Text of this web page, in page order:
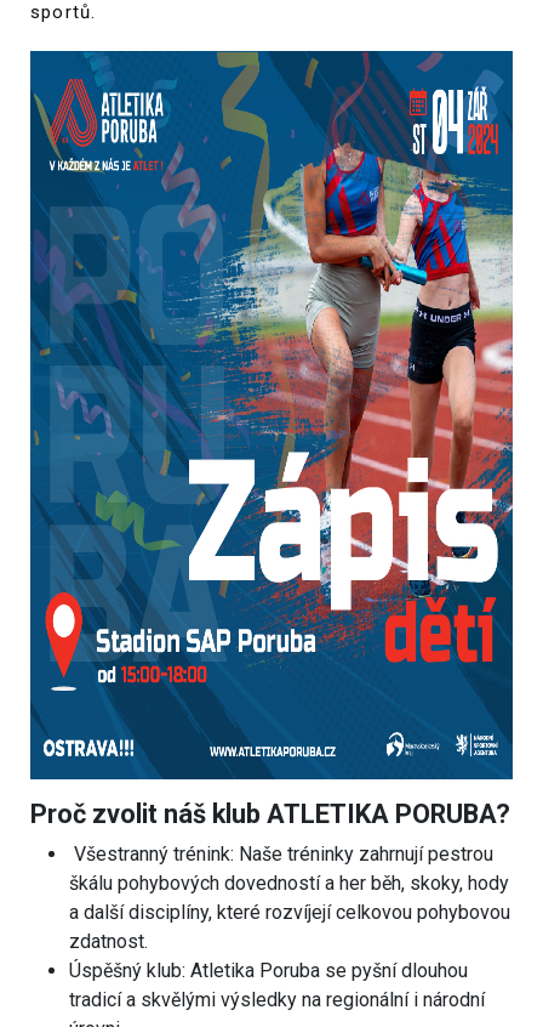
sportů.
Proč zvolit náš klub ATLETIKA PORUBA?
Všestranný trénink: Naše tréninky zahrnují pestrou
škálu pohybových dovedností a her běh, skoky, hody
a další disciplíny, které rozvíjejí celkovou pohybovou
zdatnost.
Úspěšný klub: Atletika Poruba se pyšní dlouhou
tradicí a skvělými výsledky na regionální i národní